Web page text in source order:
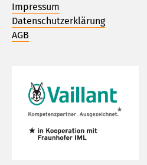
Impressum
Datenschutzerklärung
AGB